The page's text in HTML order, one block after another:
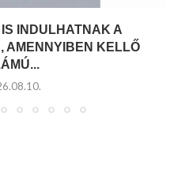
INDULHATNAK A
AMENNYIBEN KELLŐ